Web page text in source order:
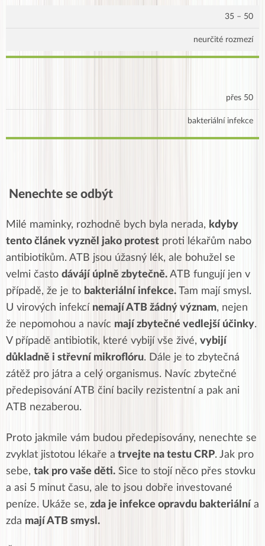
35 – 50
neurčité rozmezí
přes 50
bakteriální infekce
Nenechte se odbýt
Milé maminky, rozhodně bych byla nerada, kdyby
tento článek vyzněl jako protest proti lékařům nabo
antibiotikům. ATB jsou úžasný lék, ale bohužel se
velmi často dávájí úplně zbytečně. ATB fungují jen v
případě, že je to bakteriální infekce. Tam mají smysl.
U virových infekcí nemají ATB žádný význam, nejen
že nepomohou a navíc mají zbytečné vedlejší účinky.
V případě antibiotik, které vybijí vše živé, vybijí
důkladně i střevní mikroflóru. Dále je to zbytečná
zátěž pro játra a celý organismus. Navíc zbytečné
předepisování ATB činí bacily rezistentní a pak ani
ATB nezaberou.
Proto jakmile vám budou předepisovány, nenechte se
zvyklat jistotou lékaře a trvejte na testu CRP. Jak pro
sebe, tak pro vaše děti. Sice to stojí něco přes stovku
a asi 5 minut času, ale to jsou dobře investované
peníze. Ukáže se, zda je infekce opravdu bakteriální a
zda mají ATB smysl.